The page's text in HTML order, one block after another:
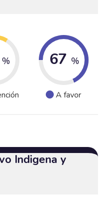
% 67 %
A favor
Indigena y